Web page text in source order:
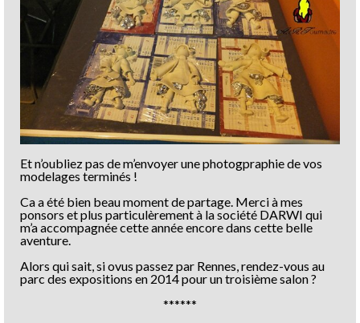
Et n’oubliez pas de m’envoyer une photogpraphie de vos
modelages terminés !
Ca a été bien beau moment de partage. Merci à mes
ponsors et plus particulèrement à la société DARWI qui
m’a accompagnée cette année encore dans cette belle
aventure.
Alors qui sait, si ovus passez par Rennes, rendez-vous au
parc des expositions en 2014 pour un troisième salon ?
******